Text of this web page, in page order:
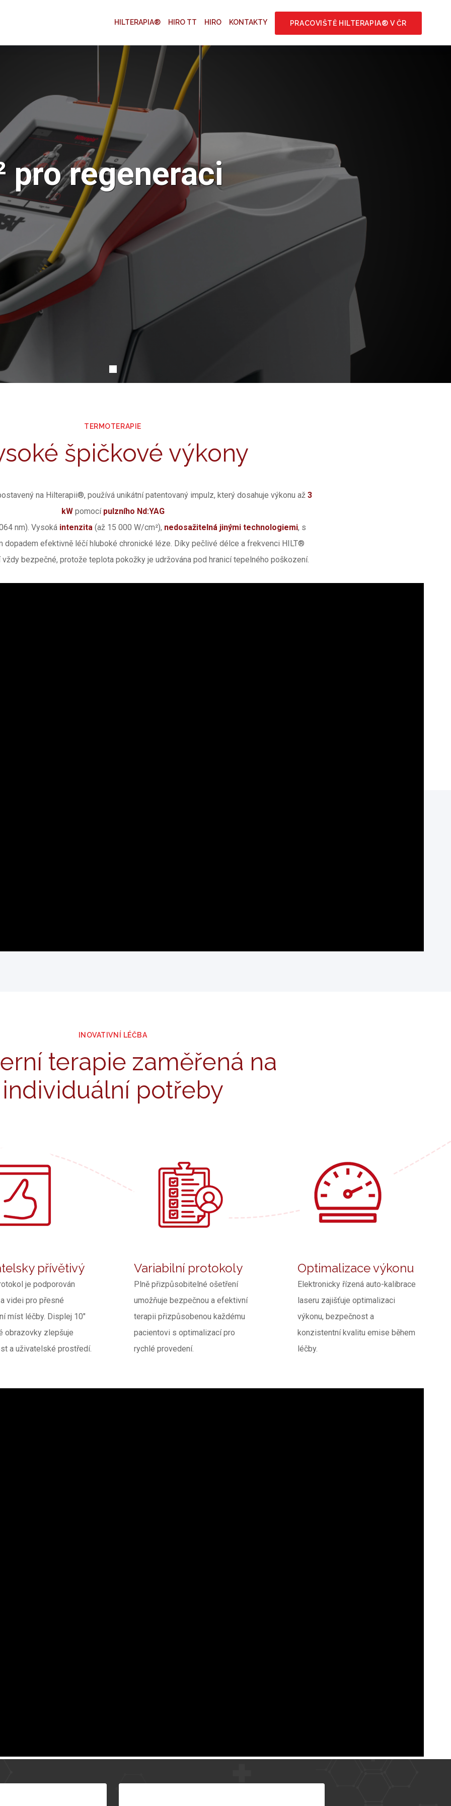
HILTERAPIA® HIRO TT HIRO KONTAKTY PRACOVIŠTĚ HILTERAPIA® V ČR
pro regeneraci
TERMOTERAPIE
špičkové výkony
na Hilterapii®, používá unikátní patentovaný impulz, který dosahuje výkonu až 3
kWpomocípulzního Nd:YAG
nm). Vysoká intenzita (až 15 000 W/cm²), nedosažitelná jinými technologiemi, s
dopadem efektivně léčí hluboké chronické léze. Díky pečlivé délce a frekvenci HILT®
bezpečné, protože teplota pokožky je udržována pod hranicí tepelného poškození.
INOVATIVNÍ LÉČBA
terapie zaměřená na
individuální potřeby
přívětivý
je podporován
videi pro přesné
míst léčby. Displej 10"
obrazovky zlepšuje
a uživatelské prostředí.
Variabilní protokoly
Plně přizpůsobitelné ošetření
umožňuje bezpečnou a efektivní
terapii přizpůsobenou každému
pacientovi s optimalizací pro
rychlé provedení.
Optimalizace výkonu
Elektronicky řízená auto-kalibrace
laseru zajišťuje optimalizaci
výkonu, bezpečnost a
konzistentní kvalitu emise během
léčby.